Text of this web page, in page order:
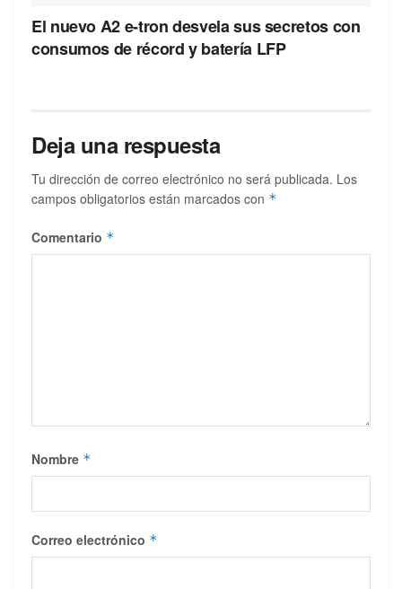
El nuevo A2 e-tron desvela sus secretos con
consumos de récord y batería LFP
Deja una respuesta
Tu dirección de correo electrónico no será publicada. Los
campos obligatorios están marcados con *
Comentario *
Nombre *
Correo electrónico *